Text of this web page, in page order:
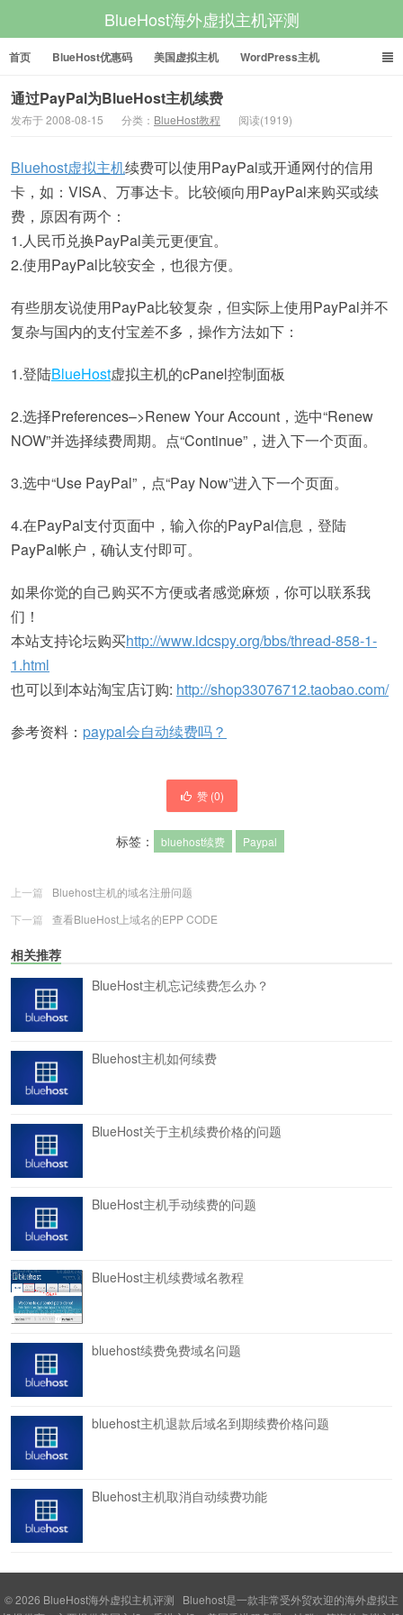
BlueHost海外虚拟主机评测
首页 BlueHost优惠码 美国虚拟主机 WordPress主机
美国VPS 美国服务器
通过PayPal为BlueHost主机续费
发布于 2008-08-15 分类： BlueHost教程 阅读(1919)
Bluehost虚拟主机续费可以使用PayPal或开通网付的信用
卡，如：VISA、万事达卡。比较倾向用PayPal来购买或续
费，原因有两个：
1.人民币兑换PayPal美元更便宜。
2.使用PayPal比较安全，也很方便。
有些朋友说使用PayPa比较复杂，但实际上使用PayPal并不
复杂与国内的支付宝差不多，操作方法如下：
1.登陆BlueHost虚拟主机的cPanel控制面板
2.选择Preferences–>Renew Your Account，选中“Renew
NOW”并选择续费周期。点“Continue”，进入下一个页面。
3.选中“Use PayPal”，点“Pay Now”进入下一个页面。
4.在PayPal支付页面中，输入你的PayPal信息，登陆
PayPal帐户，确认支付即可。
如果你觉的自己购买不方便或者感觉麻烦，你可以联系我
们！
本站支持论坛购买http://www.idcspy.org/bbs/thread-858-1-
1.html
也可以到本站淘宝店订购: http://shop33076712.taobao.com/
参考资料： paypal会自动续费吗？
赞 (0)
标签： bluehost续费 Paypal
上一篇
Bluehost主机的域名注册问题
下一篇
查看BlueHost上域名的EPP CODE
相关推荐
BlueHost主机忘记续费怎么办？
Bluehost主机如何续费
BlueHost关于主机续费价格的问题
BlueHost主机手动续费的问题
BlueHost主机续费域名教程
bluehost续费免费域名问题
bluehost主机退款后域名到期续费价格问题
Bluehost主机取消自动续费功能
© 2026 BlueHost海外虚拟主机评测 Bluehost是一款非常受外贸欢迎的海外虚拟主